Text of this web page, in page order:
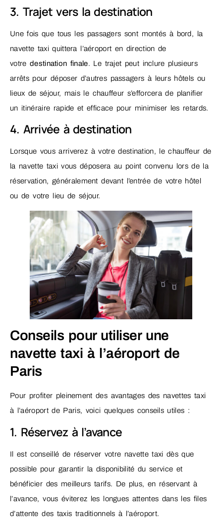
3. Trajet vers la destination
Une fois que tous les passagers sont montés à bord, la
navette taxi quittera l’aéroport en direction de
votre destination finale. Le trajet peut inclure plusieurs
arrêts pour déposer d’autres passagers à leurs hôtels ou
lieux de séjour, mais le chauffeur s’efforcera de planifier
un itinéraire rapide et efficace pour minimiser les retards.
4. Arrivée à destination
Lorsque vous arriverez à votre destination, le chauffeur de
la navette taxi vous déposera au point convenu lors de la
réservation, généralement devant l’entrée de votre hôtel
ou de votre lieu de séjour.
Conseils pour utiliser une
navette taxi à l’aéroport de
Paris
Pour profiter pleinement des avantages des navettes taxi
à l’aéroport de Paris, voici quelques conseils utiles :
1. Réservez à l’avance
Il est conseillé de réserver votre navette taxi dès que
possible pour garantir la disponibilité du service et
bénéficier des meilleurs tarifs. De plus, en réservant à
l’avance, vous éviterez les longues attentes dans les files
d’attente des taxis traditionnels à l’aéroport.